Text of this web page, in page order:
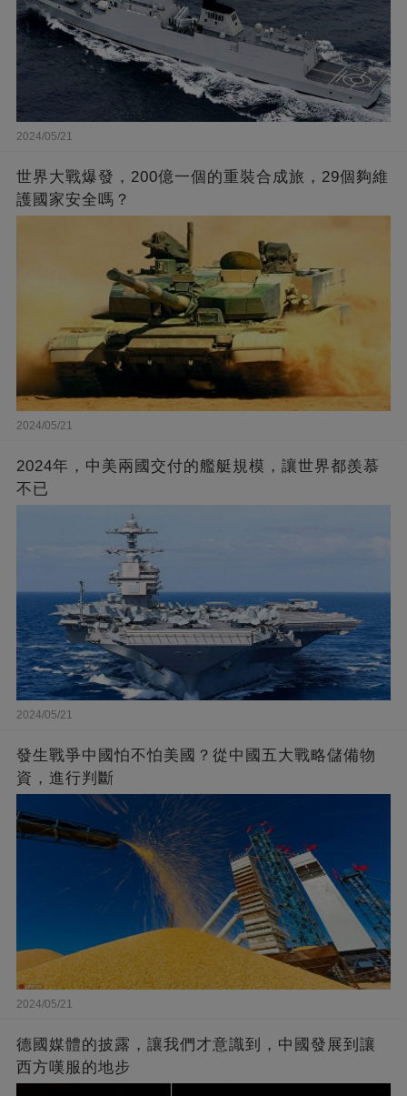
2024/05/21
世界大戰爆發，200億一個的重裝合成旅，29個夠維
護國家安全嗎？
2024/05/21
2024年，中美兩國交付的艦艇規模，讓世界都羨慕
不已
2024/05/21
發生戰爭中國怕不怕美國？從中國五大戰略儲備物
資，進行判斷
2024/05/21
德國媒體的披露，讓我們才意識到，中國發展到讓
西方嘆服的地步